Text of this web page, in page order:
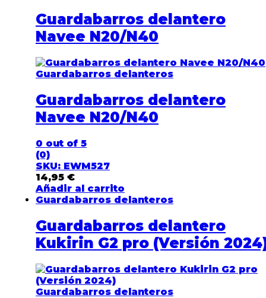
Guardabarros delantero
Navee N20/N40
Guardabarros delanteros
Guardabarros delantero
Navee N20/N40
0 out of 5
(0)
SKU: EWM527
14,95 €
Añadir al carrito
Guardabarros delanteros
Guardabarros delantero
Kukirin G2 pro (Versión
Guardabarros delanteros